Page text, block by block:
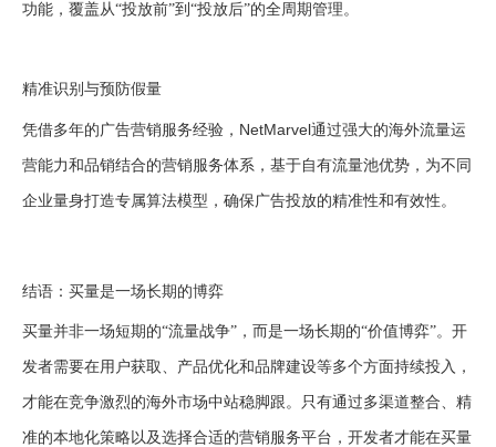
功能，覆盖从“投放前”到“投放后”的全周期管理。
精准识别与预防假量
凭借多年的广告营销服务经验， NetMarvel通过强大的海外流量运
营能力和品销结合的营销服务体系，基于自有流量池优势，为不同
企业量身打造专属算法模型，确保广告投放的精准性和有效性。
结语：买量是一场长期的博弈
买量并非一场短期的“流量战争”，而是一场长期的“价值博弈”。开
发者需要在用户获取、产品优化和品牌建设等多个方面持续投入，
才能在竞争激烈的海外市场中站稳脚跟。只有通过多渠道整合、精
准的本地化策略以及选择合适的营销服务平台，开发者才能在买量